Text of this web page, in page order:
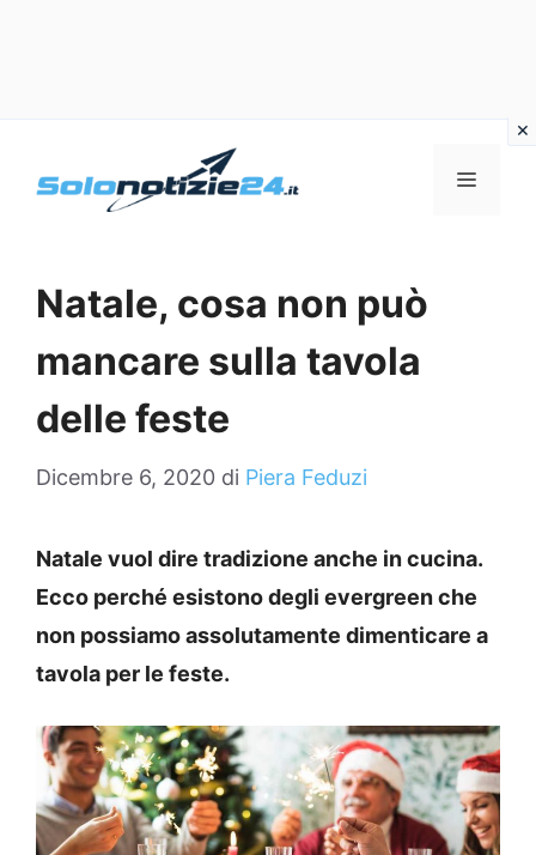
MENU
Natale, cosa non può
mancare sulla tavola
delle feste
Dicembre 6, 2020 di Piera Feduzi
Natale vuol dire tradizione anche in cucina.
Ecco perché esistono degli evergreen che
non possiamo assolutamente dimenticare a
tavola per le feste.